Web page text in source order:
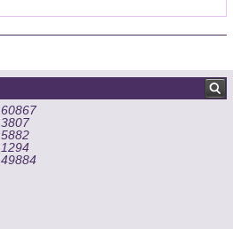
60867
3807
5882
1294
49884